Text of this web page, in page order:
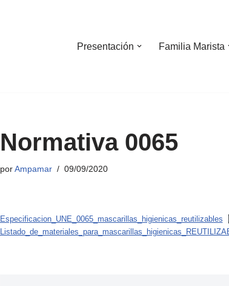
Presentación Familia Marista
Normativa 0065
porAmpamar 09/09/2020
Especificacion_UNE_0065_mascarillas_higienicas_reutilizables